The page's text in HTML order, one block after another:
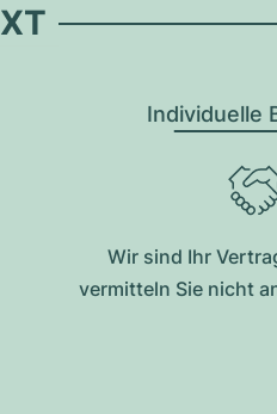
Individuelle
Wir sind Ihr
vermitteln Sie nicht